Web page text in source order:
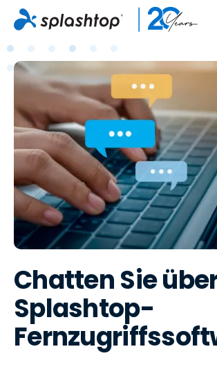
Chatten Sie
Splashtop-